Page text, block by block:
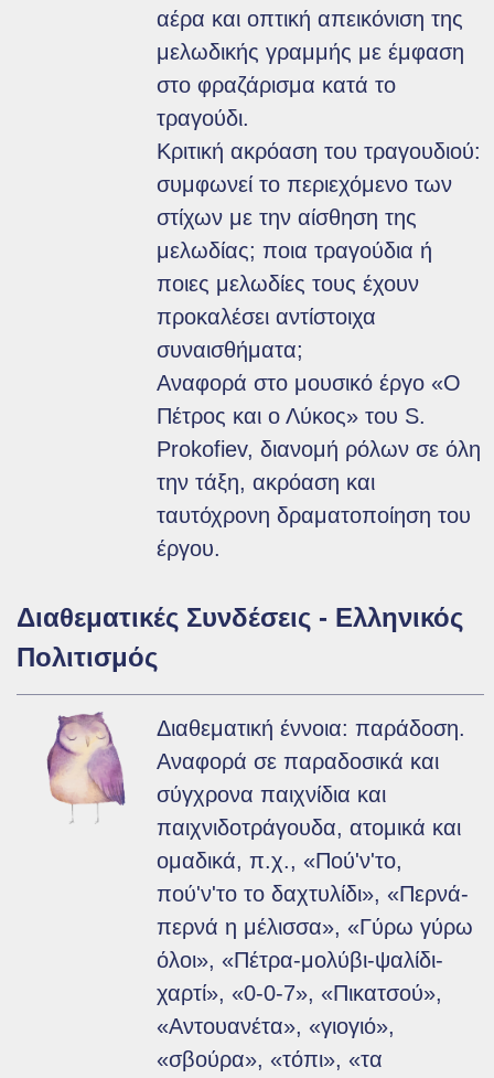
αέρα και οπτική απεικόνιση της
μελωδικής γραμμής με έμφαση
στο φραζάρισμα κατά το
τραγούδι.
Κριτική ακρόαση του τραγουδιού:
συμφωνεί το περιεχόμενο των
στίχων με την αίσθηση της
μελωδίας; ποια τραγούδια ή
ποιες μελωδίες τους έχουν
προκαλέσει αντίστοιχα
συναισθήματα;
Αναφορά στο μουσικό έργο «Ο
Πέτρος και ο Λύκος» του S.
Prokofiev, διανομή ρόλων σε όλη
την τάξη, ακρόαση και
ταυτόχρονη δραματοποίηση του
έργου.
Διαθεματικές Συνδέσεις - Ελληνικός
Πολιτισμός
Διαθεματική έννοια: παράδοση.
Αναφορά σε παραδοσικά και
σύγχρονα παιχνίδια και
παιχνιδοτράγουδα, ατομικά και
ομαδικά, π.χ., «Πού'ν'το,
πού'ν'το το δαχτυλίδι», «Περνά-
περνά η μέλισσα», «Γύρω γύρω
όλοι», «Πέτρα-μολύβι-ψαλίδι-
χαρτί», «0-0-7», «Πικατσού»,
«Αντουανέτα», «γιογιό»,
«σβούρα», «τόπι», «τα